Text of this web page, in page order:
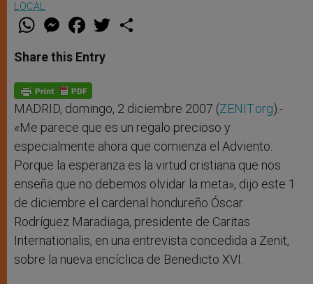
LOCAL
W
t
s
p
p
M
e
s
e
g
e
r
F
a
e
b
o
k
w
Share this Entry
MADRID, domingo, 2 diciembre 2007 (ZENIT.org).-
«Me parece que es un regalo precioso y
especialmente ahora que comienza el Adviento.
Porque la esperanza es la virtud cristiana que nos
enseña que no debemos olvidar la meta», dijo este 1
de diciembre el cardenal hondureño Óscar
Rodríguez Maradiaga, presidente de Caritas
Internationalis, en una entrevista concedida a Zenit,
sobre la nueva encíclica de Benedicto XVI.